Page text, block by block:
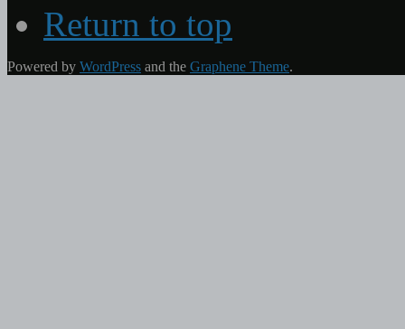
Return to top
Powered by WordPress and the Graphene Theme.